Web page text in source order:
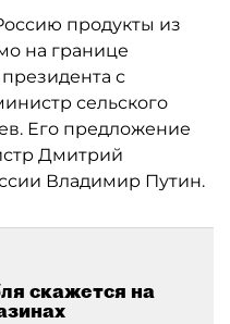
продукты из
на границе
с
сельского
Его предложение
Дмитрий
Владимир Путин.
скажется на